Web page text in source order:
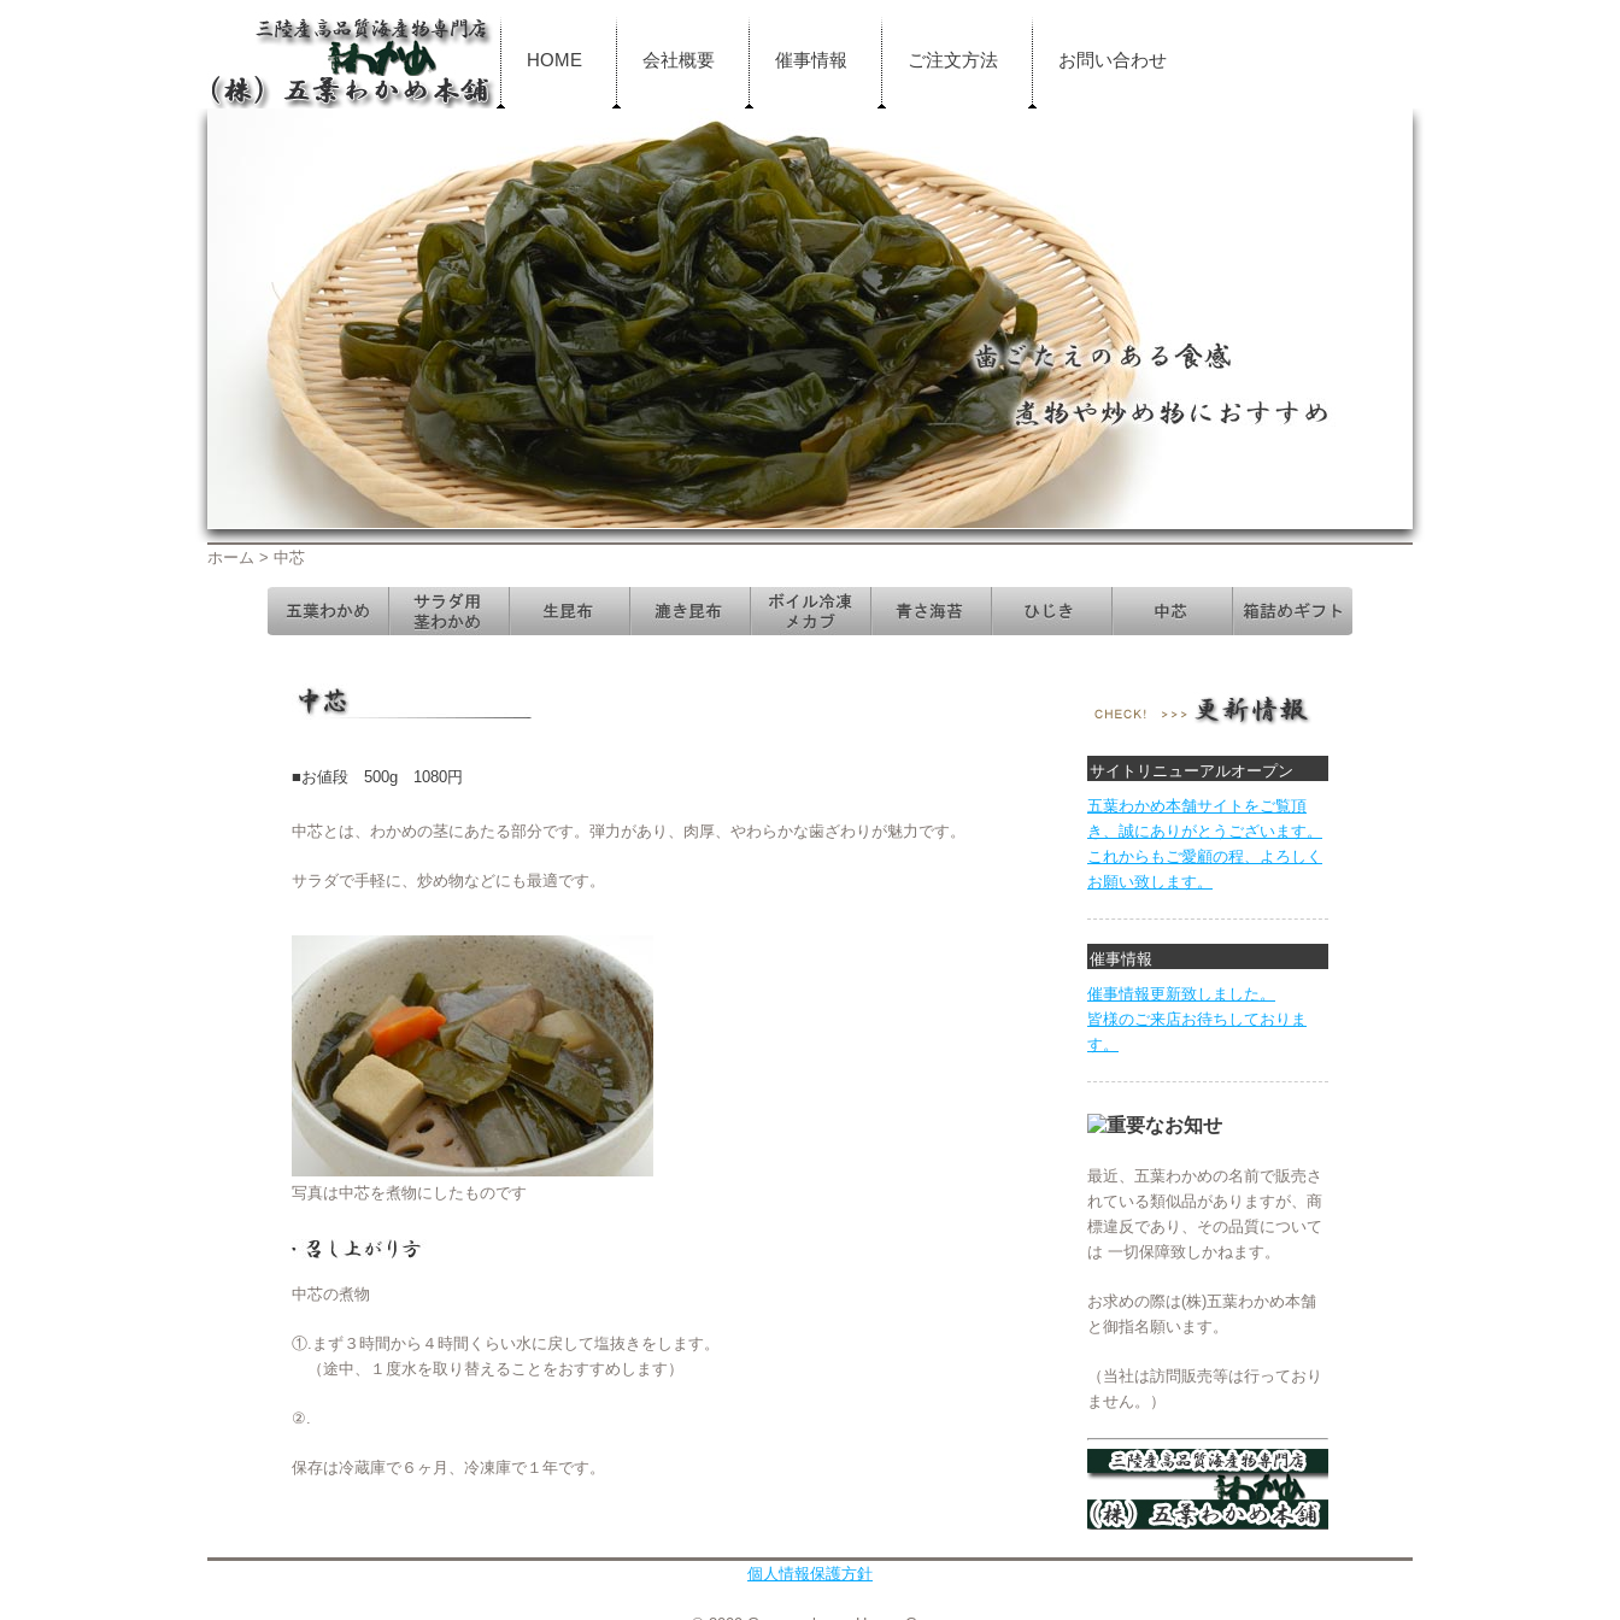
HOME 会社概要 催事情報 ご注文方法 お問い合わせ
サイトマップ
ホーム > 中芯
■お値段 500g 1080円
中芯とは、わかめの茎にあたる部分です。弾力があり、肉厚、やわらかな歯ざわりが魅力です。
サラダで手軽に、炒め物などにも最適です。
写真は中芯を煮物にしたものです
中芯の煮物
①.まず３時間から４時間くらい水に戻して塩抜きをします。
（途中、１度水を取り替えることをおすすめします）
②.
保存は冷蔵庫で６ヶ月、冷凍庫で１年です。
サイトリニューアルオープン
五葉わかめ本舗サイトをご覧頂
き、誠にありがとうございます。
これからもご愛顧の程、よろしく
お願い致します。
催事情報
催事情報更新致しました。
皆様のご来店お待ちしておりま
す。
最近、五葉わかめの名前で販売さ
れている類似品がありますが、商
標違反であり、その品質について
は 一切保障致しかねます。
お求めの際は(株)五葉わかめ本舗
と御指名願います。
（当社は訪問販売等は行っており
ません。）
個人情報保護方針